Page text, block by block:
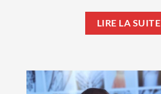
LIRE LA SUITE